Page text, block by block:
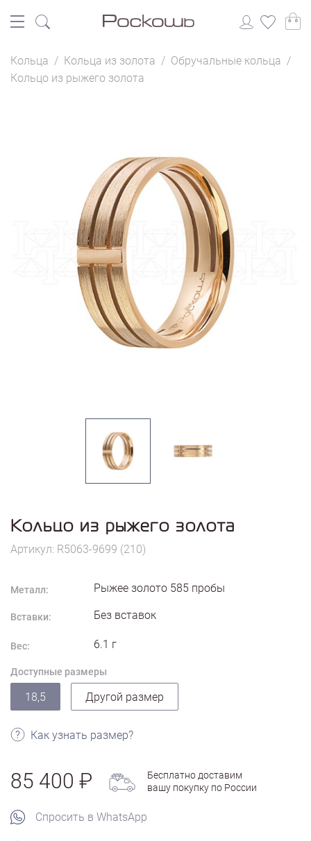
Кольца / Кольца из золота / Обручальные кольца /
Кольцо из рыжего золота
Кольцо из рыжего золота
Артикул: R5063-9699 (210)
Металл: Рыжее золото 585 пробы
Вставки: Без вставок
Вес: 6.1 г
Доступные размеры
18,5 Другой размер
Как узнать размер?
85 400
Бесплатно доставим
вашу покупку по России
Спросить в WhatsApp